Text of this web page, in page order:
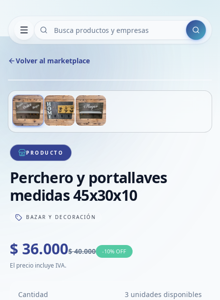
Buscar
Volver al marketplace
1/3
PRODUCTO
Perchero y portallaves
medidas 45x30x10
BAZAR Y DECORACIÓN
$ 36.000$ 40.000 -10% OFF
El precio incluye IVA.
Cantidad 3 unidades disponibles